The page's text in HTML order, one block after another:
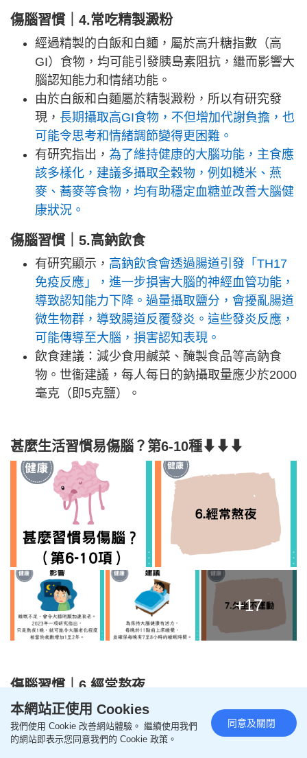
傷腦習慣｜4.常吃精製澱粉
經過精製的白飯和白麵，屬於高升糖指數（高
GI）食物，均可能引發胰島素阻抗，繼而影響大
腦認知能力和情緒功能。
由於白飯和白麵屬於精製澱粉，所以有研究發
現， 長期攝取高GI食物，不但增加代謝負擔，也
可能令思考和情緒調節變得更困難。
有研究指出， 為了維持健康的大腦功能，主食應
該多樣化，建議多攝取全穀物，例如糙米、燕
麥、蕎麥等食物，均有助穩定血糖並改善大腦健
康狀況。
傷腦習慣｜5.高鈉飲食
有研究顯示， 高鈉飲食會透過腸道引發「TH17
免疫反應」，進一步損害大腦的神經血管功能，
導致認知能力下降。 過量攝取鹽分，會擾亂腸道
微生物群，導致腸道反覆發炎。這些發炎反應，
可能傳導至大腦，損害認知表現。
飲食建議：減少食用鹹菜、醃製食品等高鈉食
物。世衞建議，每人每日的鈉攝取量應少於2000
毫克（即5克鹽）。
甚麼生活習慣易傷腦？第6-10種⬇⬇⬇
+17
傷腦習慣｜6.經常熬夜
睡眠不足，會令大腦明顯加速衰老。2023年一項
研究指出，只是熬夜1晚，就可能令大腦老化程
度相當於歲數增加1至2年。
本網站正使用 Cookies
我們使用 Cookie 改善網站體驗。 繼續使用我們
的網站即表示您同意我們的 Cookie 政策。
同意及關閉